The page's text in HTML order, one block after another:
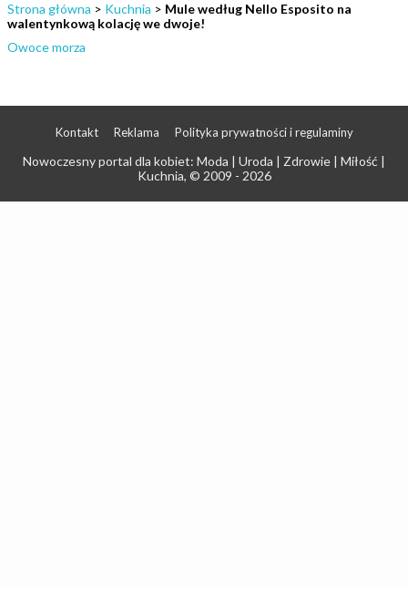
Strona główna > Kuchnia > Mule według Nello Esposito na
walentynkową kolację we dwoje!
Owoce morza
Kontakt Reklama Polityka prywatności i regulaminy
Nowoczesny portal dla kobiet: Moda | Uroda | Zdrowie | Miłość |
Kuchnia, © 2009 - 2026